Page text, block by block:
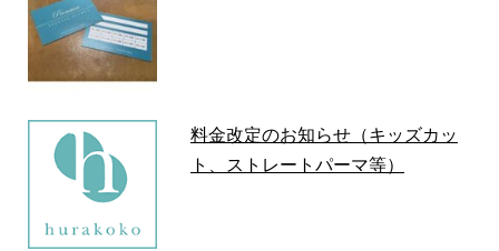
料金改定のお知らせ（キッズカッ
ト、ストレートパーマ等）